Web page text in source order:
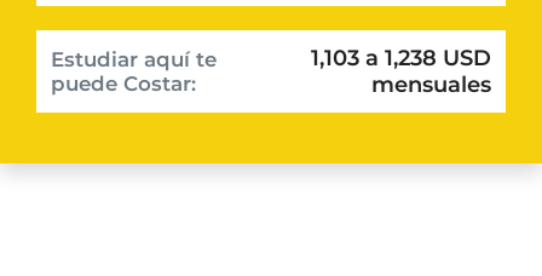
Estudiar aquí te
puede Costar:
1,103 a 1,238 USD
mensuales